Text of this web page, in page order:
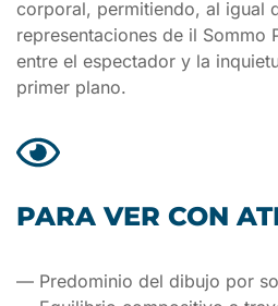
corporal, permitiendo, al igual
representaciones de il Sommo
entre el espectador y la
primer plano.
PARA VER CON
— Predominio del dibujo por